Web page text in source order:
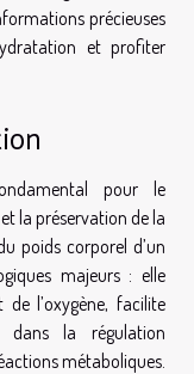
précieuses
et profiter
pour le
la préservation de la
poids corporel d’un
majeurs : elle
l’oxygène, facilite
dans la régulation
métaboliques.